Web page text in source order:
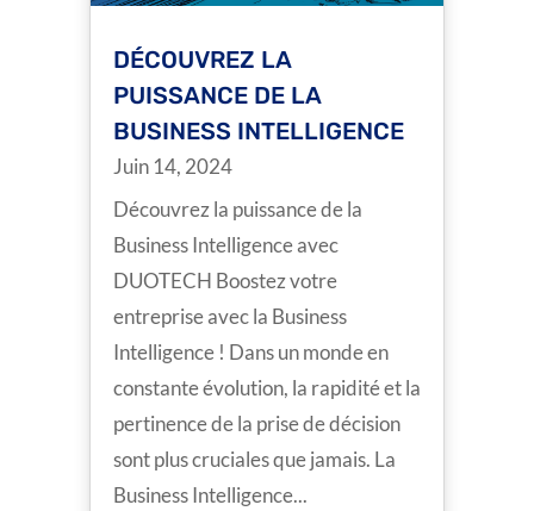
DÉCOUVREZ LA
PUISSANCE DE LA
BUSINESS INTELLIGENCE
Juin 14, 2024
Découvrez la puissance de la
Business Intelligence avec
DUOTECH Boostez votre
entreprise avec la Business
Intelligence ! Dans un monde en
constante évolution, la rapidité et la
pertinence de la prise de décision
sont plus cruciales que jamais. La
Business Intelligence...